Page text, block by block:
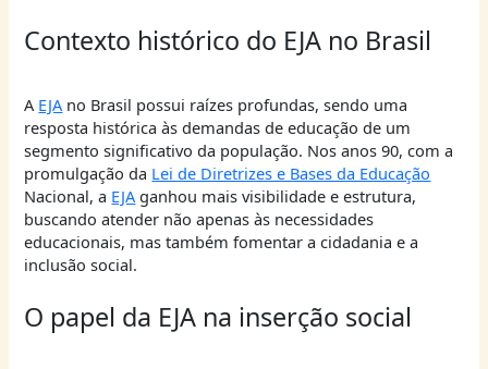
Contexto histórico do EJA no Brasil
A EJA no Brasil possui raízes profundas, sendo uma
resposta histórica às demandas de educação de um
segmento significativo da população. Nos anos 90, com a
promulgação da Lei de Diretrizes e Bases da Educação
Nacional, a EJA ganhou mais visibilidade e estrutura,
buscando atender não apenas às necessidades
educacionais, mas também fomentar a cidadania e a
inclusão social.
O papel da EJA na inserção social